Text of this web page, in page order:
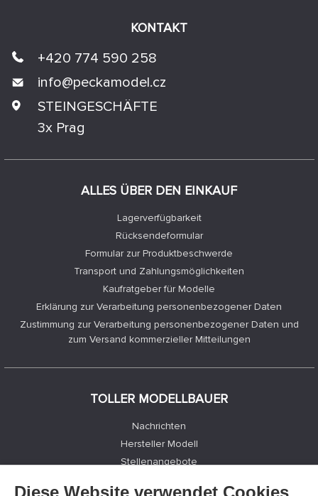
ALLES ÜBER DEN EINKAUF
Lagerverfügbarkeit
Rücksendeformular
Formular zur Produktbeschwerde
Transport und Zahlungsmöglichkeiten
Kaufratgeber für Modelle
Erklärung zur Verarbeitung personenbezogener Daten
Zustimmung zur Verarbeitung personenbezogener Daten und
zum Versand kommerzieller Mitteilungen
TOLLER MODELLBAUER
Nachrichten
Hersteller Modell
Stellenangebote
KONTAKT
+420 774 590 258
info@peckamodel.cz
STEINGESCHÄFTE
3x Prag
Diese Website verwendet Cookies